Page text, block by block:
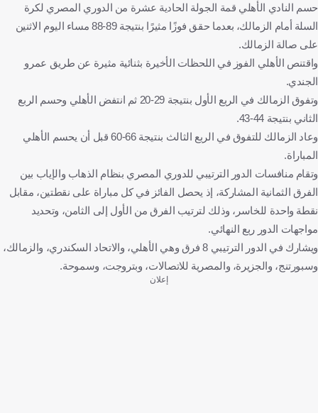
حسم النادي الأهلي قمة الجولة الحادية عشرة من الدوري المصري لكرة
السلة أمام الزمالك، بعدما حقق فوزًا مثيرًا بنتيجة 89-88 مساء اليوم الاثنين
على صالة الزمالك.
واقتنص الأهلي الفوز في اللحظات الأخيرة بثنائية مثيرة عن طريق عمرو
الجندي.
وتفوق الزمالك في الربع الأول بنتيجة 29-20 ثم انتفض الأهلي وحسم الربع
الثاني بنتيجة 44-43.
وعاد الزمالك للتفوق في الربع الثالث بنتيجة 66-60 قبل أن يحسم الأهلي
المباراة.
وتقام منافسات الدور الترتيبي للدوري المصري بنظام الذهاب والإياب بين
الفرق الثمانية المشاركة، إذ يحصل الفائز في كل مباراة على نقطتين، مقابل
نقطة واحدة للخاسر، وذلك لترتيب الفرق من الأول إلى الثامن، وتحديد
مواجهات الدور ربع النهائي.
ويشارك في الدور الترتيبي 8 فرق وهي الأهلي، والاتحاد السكندري، والزمالك،
وسبورتنج، والجزيرة، والمصرية للاتصالات، وبتروجت، وسموحة.
إعلان